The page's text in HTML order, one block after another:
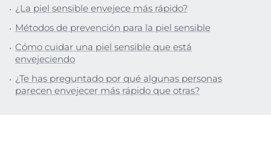
¿La piel sensible envejece más rápido?
Métodos de prevención para la piel sensible
Cómo cuidar una piel sensible que está
envejeciendo
¿Te has preguntado por qué algunas personas
parecen envejecer más rápido que otras?